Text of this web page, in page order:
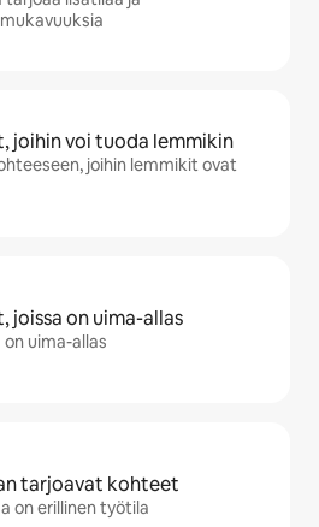
joihin voi tuoda lemmikin
joihin lemmikit ovat
joissa on uima-allas
uima-allas
tarjoavat kohteet
on erillinen työtila